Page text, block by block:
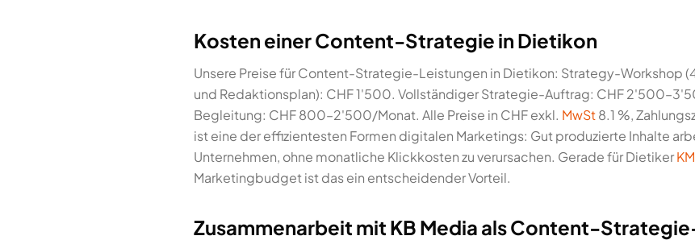
Kosten einer Content-Strategie in Dietikon
Unsere Preise für Content-Strategie-Leistungen in Dietikon: Strategy-Workshop
und Redaktionsplan): CHF 1'500. Vollständiger Strategie-Auftrag: CHF
Begleitung: CHF 800–2'500/Monat. Alle Preise in CHF exkl. MwSt8.1 %,
ist eine der effizientesten Formen digitalen Marketings: Gut produzierte Inhalte
Unternehmen, ohne monatliche Klickkosten zu verursachen. Gerade für Dietiker
Marketingbudget ist das ein entscheidender Vorteil.
Zusammenarbeit mit KB Media als Content-